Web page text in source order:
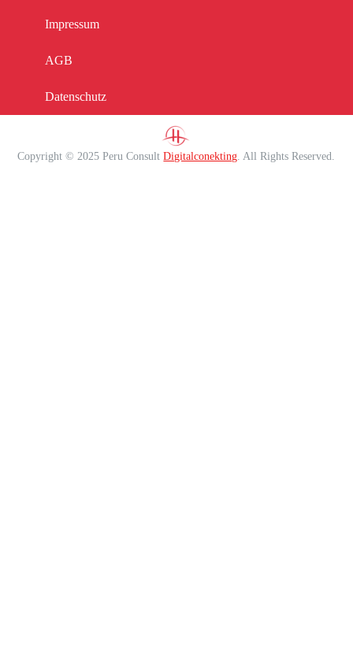
Impressum
AGB
Datenschutz
Copyright © 2025 Peru ConsultDigitalconekting. All Rights Reserved.